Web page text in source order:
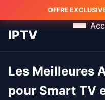
OFFRE
MEILLEUR
IPTV
Les Meilleures
pour Smart TV